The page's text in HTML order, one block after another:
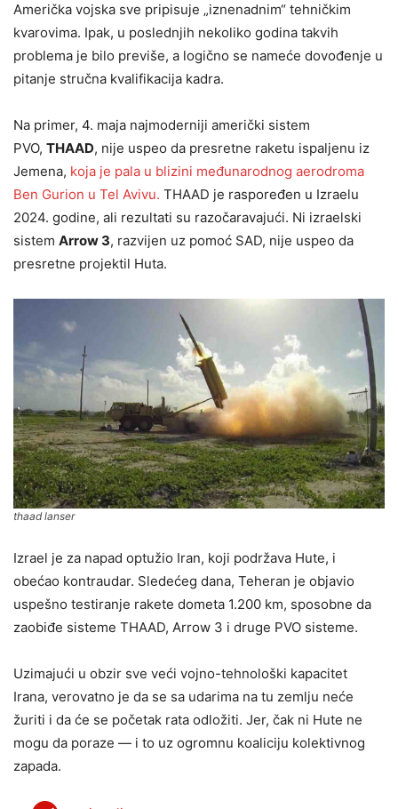
Američka vojska sve pripisuje „iznenadnim“ tehničkim
kvarovima. Ipak, u poslednjih nekoliko godina takvih
problema je bilo previše, a logično se nameće dovođenje u
pitanje stručna kvalifikacija kadra.
Na primer, 4. maja najmoderniji američki sistem
PVO, THAAD, nije uspeo da presretne raketu ispaljenu iz
Jemena, koja je pala u blizini međunarodnog aerodroma
Ben Gurion u Tel Avivu. THAAD je raspoređen u Izraelu
2024. godine, ali rezultati su razočaravajući. Ni izraelski
sistem Arrow 3, razvijen uz pomoć SAD, nije uspeo da
presretne projektil Huta.
thaad lanser
Izrael je za napad optužio Iran, koji podržava Hute, i
obećao kontraudar. Sledećeg dana, Teheran je objavio
uspešno testiranje rakete dometa 1.200 km, sposobne da
zaobiđe sisteme THAAD, Arrow 3 i druge PVO sisteme.
Uzimajući u obzir sve veći vojno-tehnološki kapacitet
Irana, verovatno je da se sa udarima na tu zemlju neće
žuriti i da će se početak rata odložiti. Jer, čak ni Hute ne
mogu da poraze — i to uz ogromnu koaliciju kolektivnog
zapada.